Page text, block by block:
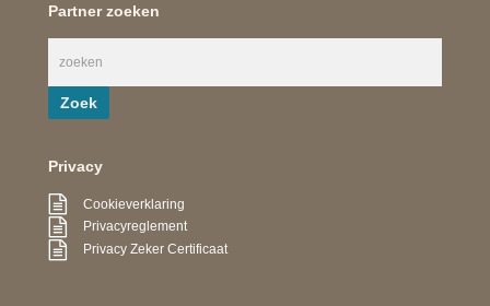
Partner zoeken
Privacy
Cookieverklaring
Privacyreglement
Privacy Zeker Certificaat